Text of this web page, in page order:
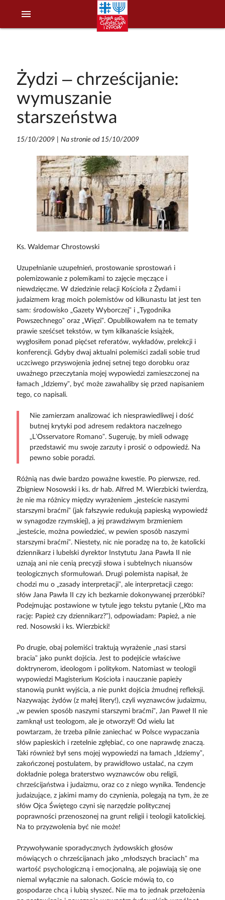
menu
Żydzi – chrześcijanie:
wymuszanie
starszeństwa
15/10/2009| Na stronie od 15/10/2009
Ks. Waldemar Chrostowski
Uzupełnianie uzupełnień, prostowanie sprostowań i
polemizowanie z polemikami to zajęcie męczące i
niewdzięczne. W dziedzinie relacji Kościoła z Żydami i
judaizmem krąg moich polemistów od kilkunastu lat jest ten
sam: środowisko „Gazety Wyborczej” i „Tygodnika
Powszechnego” oraz „Więzi”. Opublikowałem na te tematy
prawie sześćset tekstów, w tym kilkanaście książek,
wygłosiłem ponad pięćset referatów, wykładów, prelekcji i
konferencji. Gdyby dwaj aktualni polemiści zadali sobie trud
uczciwego przyswojenia jednej setnej tego dorobku oraz
uważnego przeczytania mojej wypowiedzi zamieszczonej na
łamach „Idziemy”, być może zawahaliby się przed napisaniem
tego, co napisali.
Nie zamierzam analizować ich niesprawiedliwej i dość
butnej krytyki pod adresem redaktora naczelnego
„L’Osservatore Romano”. Sugeruję, by mieli odwagę
przedstawić mu swoje zarzuty i prosić o odpowiedź. Na
pewno sobie poradzi.
Różnią nas dwie bardzo poważne kwestie. Po pierwsze, red.
Zbigniew Nosowski i ks. dr hab. Alfred M. Wierzbicki twierdzą,
że nie ma różnicy między wyrażeniem „jesteście naszymi
starszymi braćmi” (jak fałszywie redukują papieską wypowiedź
w synagodze rzymskiej), a jej prawdziwym brzmieniem
„jesteście, można powiedzieć, w pewien sposób naszymi
starszymi braćmi”. Niestety, nic nie poradzę na to, że katolicki
dziennikarz i lubelski dyrektor Instytutu Jana Pawła II nie
uznają ani nie cenią precyzji słowa i subtelnych niuansów
teologicznych sformułowań. Drugi polemista napisał, że
chodzi mu o „zasady interpretacji”, ale interpretacji czego:
słów Jana Pawła II czy ich bezkarnie dokonywanej przeróbki?
Podejmując postawione w tytule jego tekstu pytanie („Kto ma
rację: Papież czy dziennikarz?”), odpowiadam: Papież, a nie
red. Nosowski i ks. Wierzbicki!
Po drugie, obaj polemiści traktują wyrażenie „nasi starsi
bracia” jako punkt dojścia. Jest to podejście właściwe
doktrynerom, ideologom i politykom. Natomiast w teologii
wypowiedzi Magisterium Kościoła i nauczanie papieży
stanowią punkt wyjścia, a nie punkt dojścia żmudnej refleksji.
Nazywając żydów (z małej litery!), czyli wyznawców judaizmu,
„w pewien sposób naszymi starszymi braćmi”, Jan Paweł II nie
zamknął ust teologom, ale je otworzył! Od wielu lat
powtarzam, że trzeba pilnie zaniechać w Polsce wypaczania
słów papieskich i rzetelnie zgłębiać, co one naprawdę znaczą.
Taki również był sens mojej wypowiedzi na łamach „Idziemy”,
zakończonej postulatem, by prawidłowo ustalać, na czym
dokładnie polega braterstwo wyznawców obu religii,
chrześcijaństwa i judaizmu, oraz co z niego wynika. Tendencje
judaizujące, z jakimi mamy do czynienia, polegają na tym, że ze
słów Ojca Świętego czyni się narzędzie politycznej
poprawności przenoszonej na grunt religii i teologii katolickiej.
Na to przyzwolenia być nie może!
Przywoływanie sporadycznych żydowskich głosów
mówiących o chrześcijanach jako „młodszych braciach” ma
wartość psychologiczną i emocjonalną, ale pojawiają się one
niemal wyłącznie na salonach. Goście mówią to, co
gospodarze chcą i lubią słyszeć. Nie ma to jednak przełożenia